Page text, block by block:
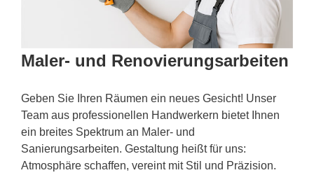
Maler- und Renovierungsarbeiten
Geben Sie Ihren Räumen ein neues Gesicht! Unser
Team aus professionellen Handwerkern bietet Ihnen
ein breites Spektrum an Maler- und
Sanierungsarbeiten. Gestaltung heißt für uns:
Atmosphäre schaffen, vereint mit Stil und Präzision.